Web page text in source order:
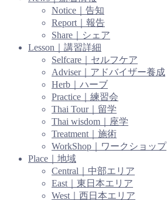
Notice｜告知
Report｜報告
Share｜シェア
Lesson｜講習詳細
Selfcare｜セルフケア
Adviser｜アドバイザー養成
Herb｜ハーブ
Practice｜練習会
Thai Tour｜留学
Thai wisdom｜座学
Treatment｜施術
WorkShop｜ワークショップ
Place｜地域
Central｜中部エリア
East｜東日本エリア
West｜西日本エリア